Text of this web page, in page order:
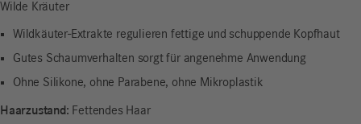
Wilde Kräuter
Wildkäuter-Extrakte regulieren fettige und schuppende Kopfhaut
Gutes Schaumverhalten sorgt für angenehme Anwendung
Ohne Silikone, ohne Parabene, ohne Mikroplastik
Haarzustand: Fettendes Haar